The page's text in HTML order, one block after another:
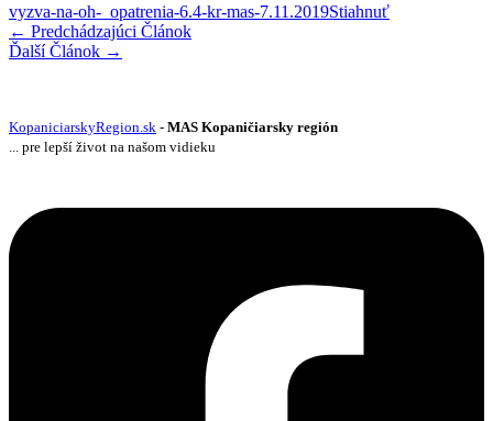
vyzva-na-oh-_opatrenia-6.4-kr-mas-7.11.2019Stiahnuť
← Predchádzajúci Článok
Ďalší Článok →
KopaniciarskyRegion.sk - MAS Kopaničiarsky región
... pre lepší život na našom vidieku